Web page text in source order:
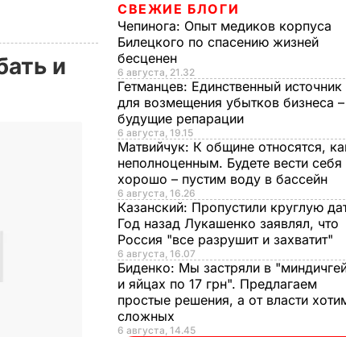
и
СВЕЖИЕ БЛОГИ
Чепинога: Опыт медиков корпуса
Билецкого по спасению жизней
бесценен
6 августа, 21.32
Гетманцев: Единственный источник
для возмещения убытков бизнеса –
будущие репарации
6 августа, 19.15
Матвийчук: К общине относятся,
неполноценным. Будете вести себя
хорошо – пустим воду в бассейн
6 августа, 16.26
Казанский: Пропустили круглую
Год назад Лукашенко заявлял, что
Россия "все разрушит и захватит"
6 августа, 16.07
Биденко: Мы застряли в
и яйцах по 17 грн". Предлагаем
простые решения, а от власти
сложных
6 августа, 14.45